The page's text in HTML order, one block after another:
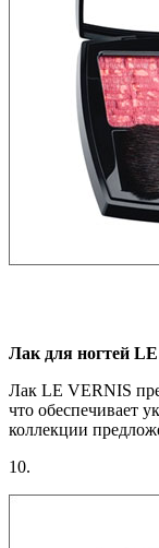
Лак для ногтей
Лак LE VERNIS
что обеспечивает
коллекции
10.